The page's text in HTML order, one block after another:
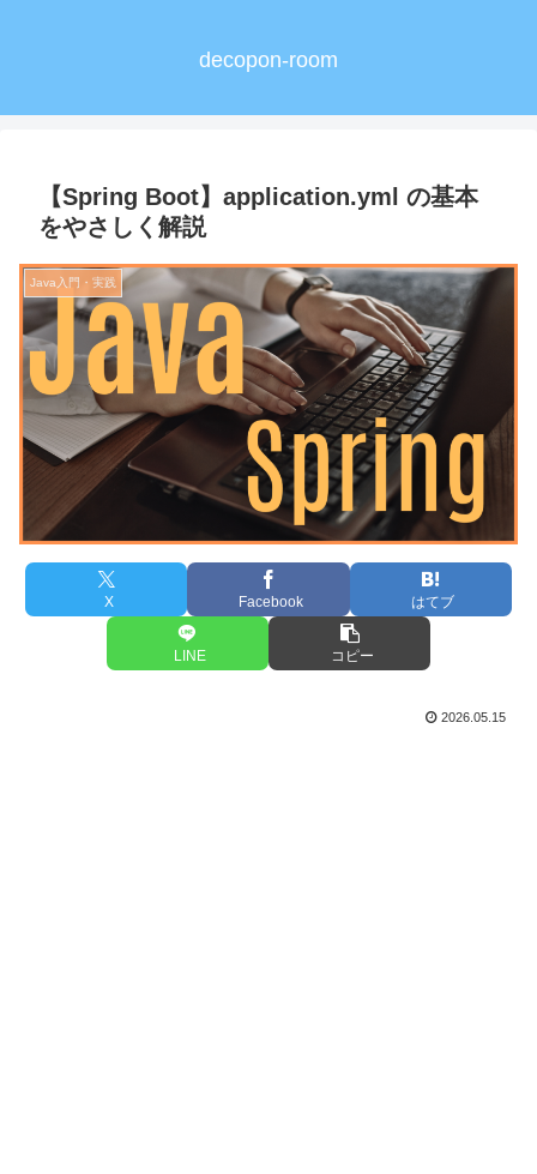
decopon-room
【Spring Boot】application.yml の基本
をやさしく解説
Java入門・実践
X Facebook はてブ
LINE コピー
2026.05.15